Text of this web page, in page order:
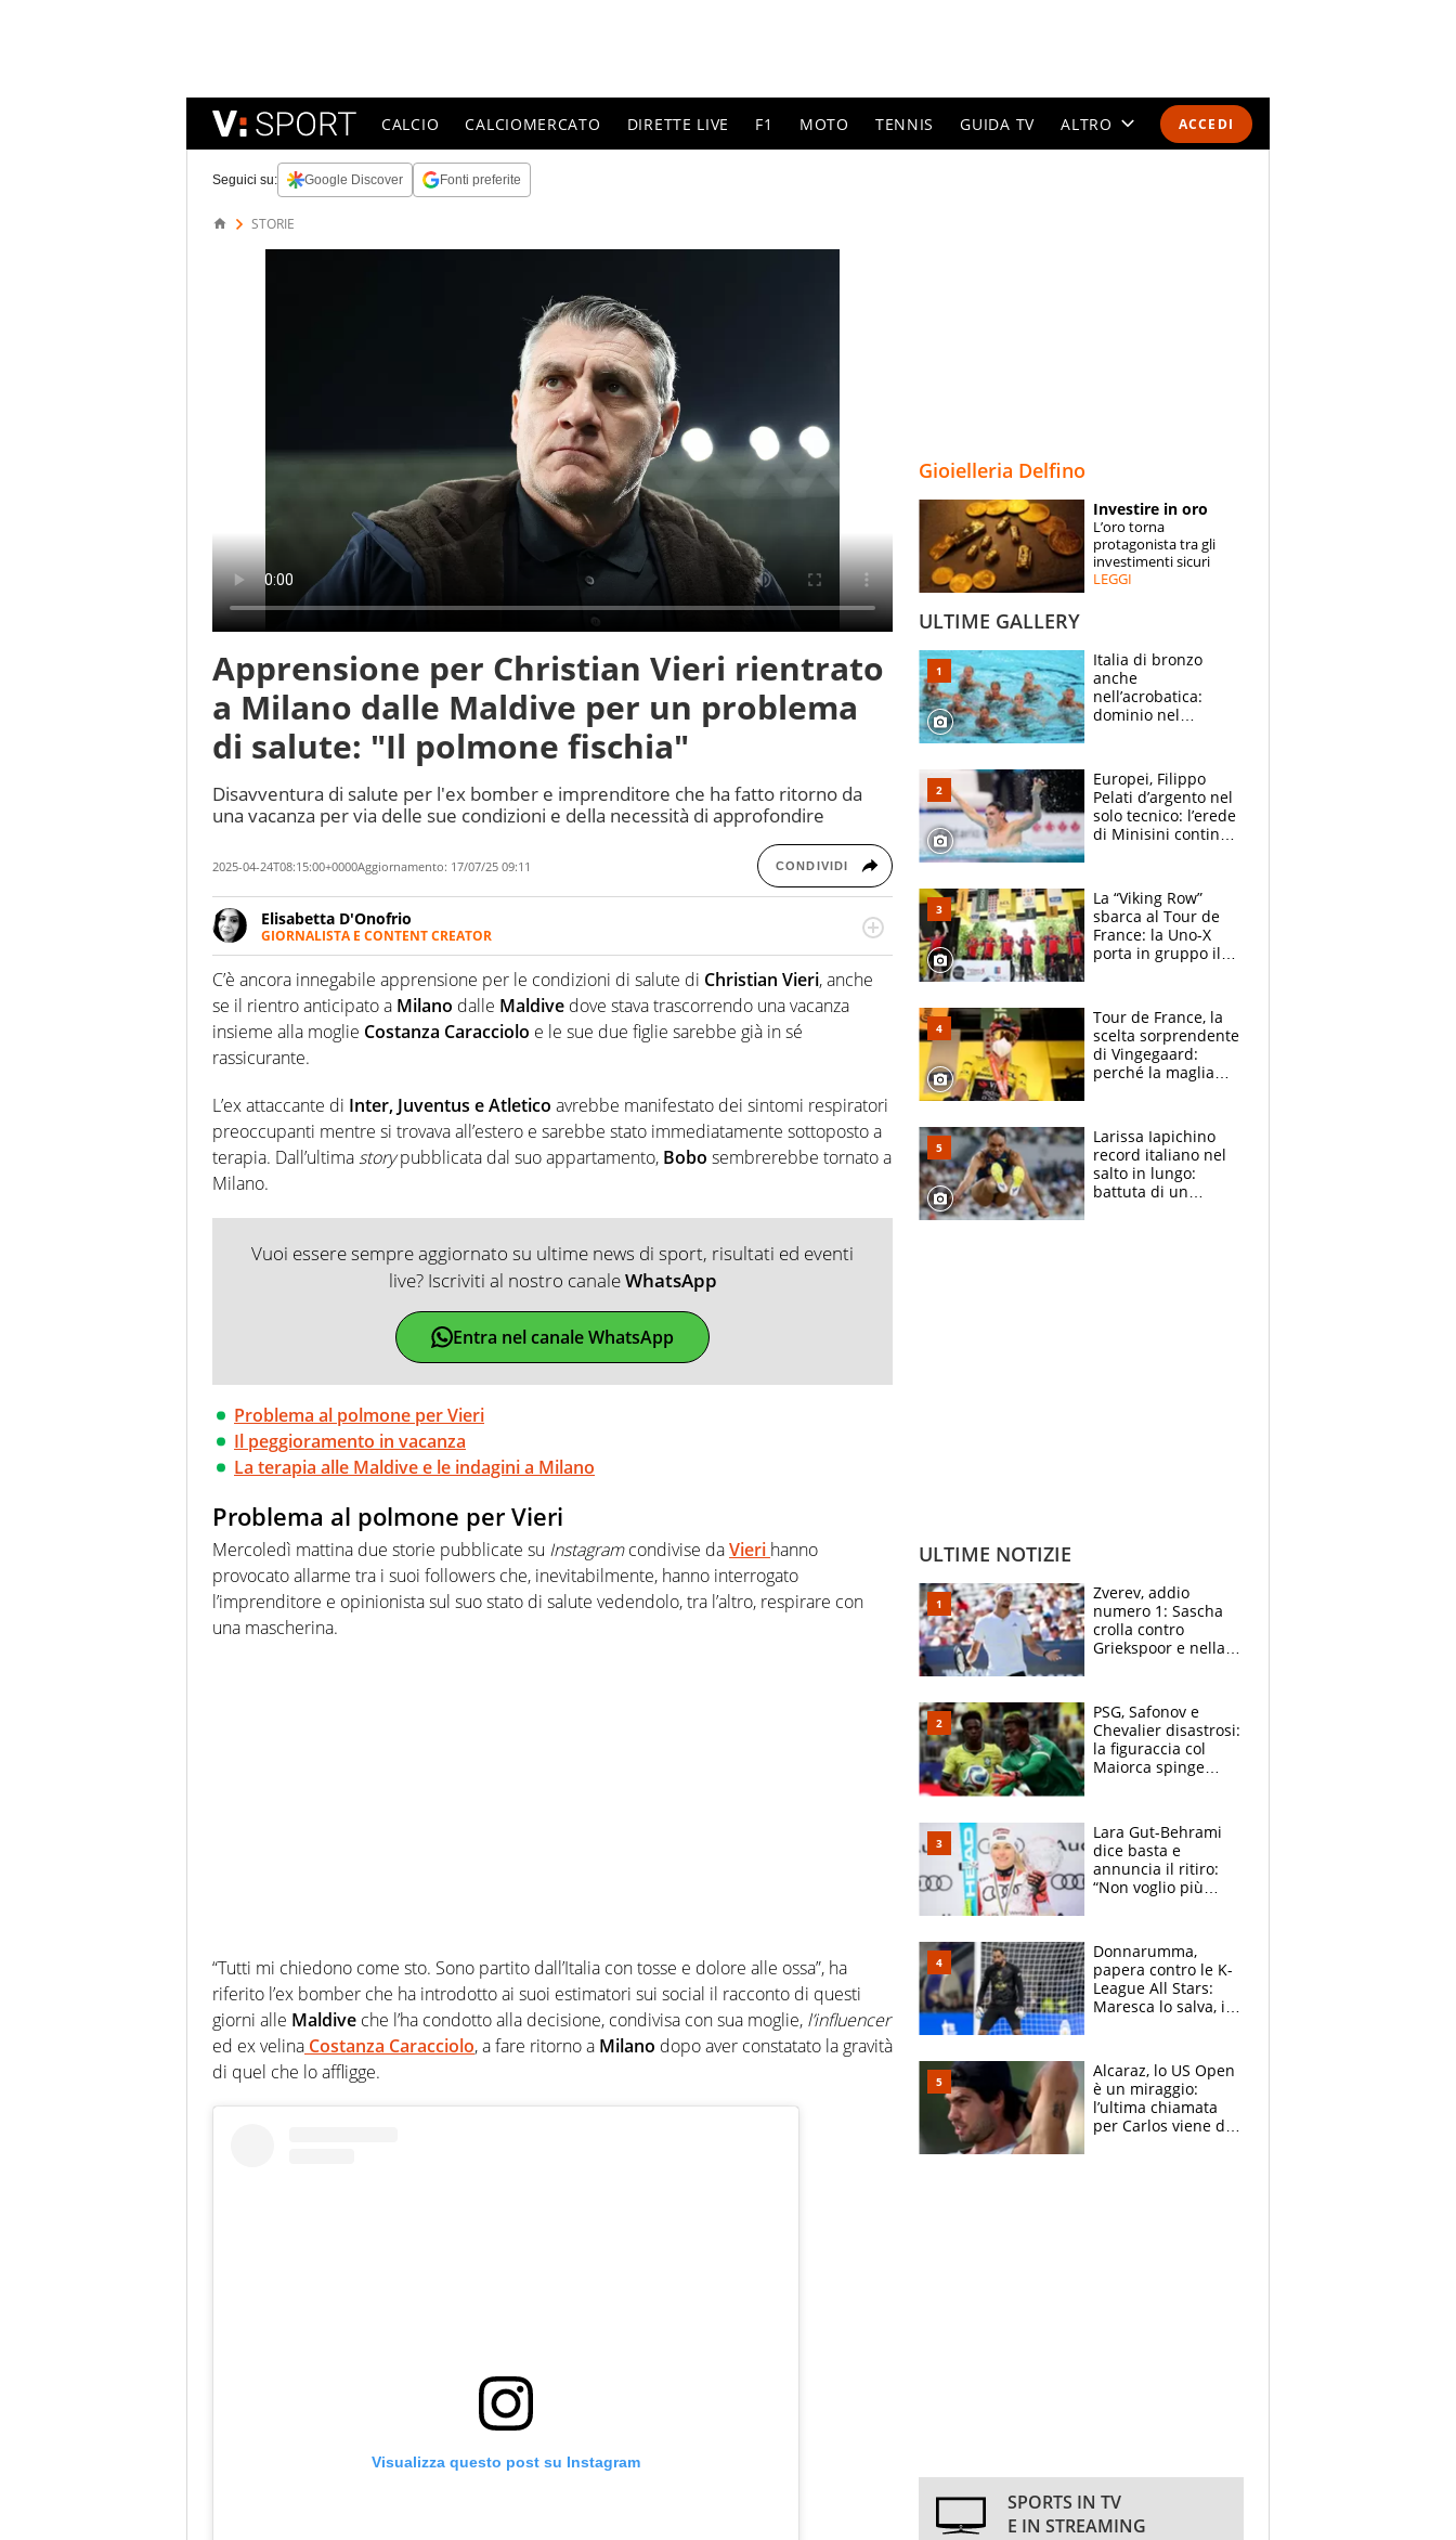
ACCEDI
CALCIO CALCIOMERCATO DIRETTE LIVE F1 MOTO TENNIS GUIDA TV ALTRO
SPECIALI
ESPERTI
Seguici su: Google Discover Fonti preferite
STORIE
Apprensione per Christian Vieri rientrato
a Milano dalle Maldive per un problema
di salute: "Il polmone fischia"
Disavventura di salute per l'ex bomber e imprenditore che ha fatto ritorno da
una vacanza per via delle sue condizioni e della necessità di approfondire
2025-04-24T08:15:00+0000Aggiornamento: 17/07/25 09:11 CONDIVIDI
Elisabetta D'Onofrio
GIORNALISTA E CONTENT CREATOR
Giornalista professionista dal 2007, scrive per curiosità personale e necessità:
soprattutto di calcio, di sport e dei suoi protagonisti, concedendosi innocenti evasioni
nell'ambito della creazione di format. Un tempo ala destra, oggi si sente a suo agio nel
ruolo di libero. Cura una classifica riservata dei migliori 5 calciatori di sempre.
C’è ancora innegabile apprensione per le condizioni di salute di Christian Vieri, anche
se il rientro anticipato a Milano dalle Maldive dove stava trascorrendo una vacanza
insieme alla moglie Costanza Caracciolo e le sue due figlie sarebbe già in sé
rassicurante.
L’ex attaccante di Inter, Juventus e Atletico avrebbe manifestato dei sintomi respiratori
preoccupanti mentre si trovava all’estero e sarebbe stato immediatamente sottoposto a
terapia. Dall’ultimastorypubblicata dal suo appartamento, Bobo sembrerebbe tornato a
Milano.
Vuoi essere sempre aggiornato su ultime news di sport, risultati ed eventi
live? Iscriviti al nostro canaleWhatsApp
Entra nel canale WhatsApp
Problema al polmone per Vieri
Il peggioramento in vacanza
La terapia alle Maldive e le indagini a Milano
Problema al polmone per Vieri
Mercoledì mattina due storie pubblicate su Instagramcondivise daVieri hanno
provocato allarme tra i suoi followers che, inevitabilmente, hanno interrogato
l’imprenditore e opinionista sul suo stato di salute vedendolo, tra l’altro, respirare con
una mascherina.
“Tutti mi chiedono come sto. Sono partito dall’Italia con tosse e dolore alle ossa”, ha
riferito l’ex bomber che ha introdotto ai suoi estimatori sui social il racconto di questi
giorni alle Maldive che l’ha condotto alla decisione, condivisa con sua moglie, l’influencer
ed ex velina Costanza Caracciolo, a fare ritorno a Milano dopo aver constatato la gravità
di quel che lo affligge.
Visualizza questo post su Instagram
Gioielleria Delfino
Investire in oro
L’oro torna
protagonista tra gli
investimenti sicuri
LEGGI
ULTIME GALLERY
Italia di bronzo
anche
nell’acrobatica:
dominio nel
e compagni
continuare
Europei, Filippo
Pelati d’argento nel
solo tecnico: l’erede
di Minisini continua
mirino
La “Viking Row”
sbarca al Tour de
France: la Uno-X
porta in gruppo il
compagni
Tour de France, la
scelta sorprendente
di Vingegaard:
perché la maglia
rischio da evitare
Larissa Iapichino
record italiano nel
salto in lungo:
battuta di un
ULTIME NOTIZIE
Zverev, addio
numero 1: Sascha
crolla contro
Griekspoor e nella
terzo. Quanti malori
a Montreal
PSG, Safonov e
Chevalier disastrosi:
la figuraccia col
Maiorca spinge
rischio beffa
Lara Gut-Behrami
dice basta e
annuncia il ritiro:
“Non voglio più
Brignone
Donnarumma,
papera contro le K-
League All Stars:
Maresca lo salva, i
Alcaraz, lo US Open
è un miraggio:
l’ultima chiamata
per Carlos viene da
SPORTS IN TV
E IN STREAMING